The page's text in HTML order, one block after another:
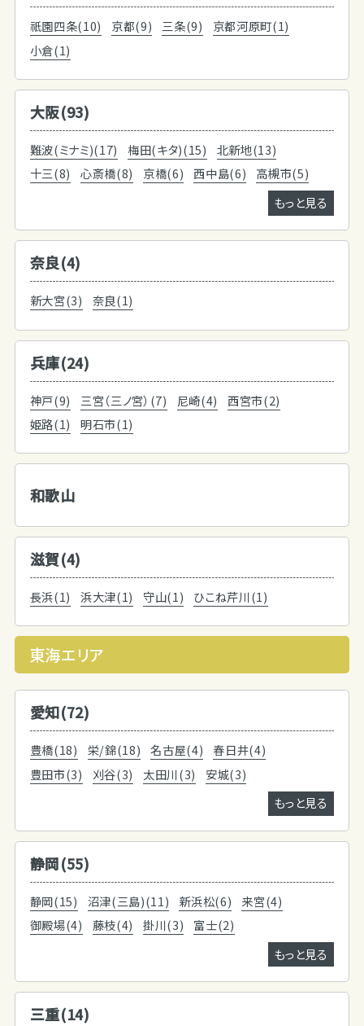
祇園四条(10) 京都(9) 三条(9)
京都河原町(1)
小倉(1)
大阪(93)
難波(ミナミ)(17) 梅田(キタ)(15)
北新地(13)
十三(8)
心斎橋(8) 京橋(6) 西中島(6)
高槻市(5)
もっと見る
奈良(4)
新大宮(3) 奈良(1)
兵庫(24)
神戸(9) 三宮（三ノ宮）(7) 尼崎(4)
西宮市(2)
姫路(1)
明石市(1)
和歌山
滋賀(4)
長浜(1) 浜大津(1) 守山(1) ひこね芹川(1)
東海エリア
愛知(72)
豊橋(18) 栄/錦(18) 名古屋(4)
春日井(4)
豊田市(3)
刈谷(3) 太田川(3)
安城(3)
もっと見る
静岡(55)
静岡(15) 沼津(三島)(11) 新浜松(6)
来宮(4)
御殿場(4)
藤枝(4) 掛川(3)
富士(2)
もっと見る
三重(14)